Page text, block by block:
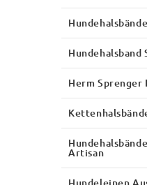
Hundehalsband
Herm Sprenger
Artisan
Hundeleinen